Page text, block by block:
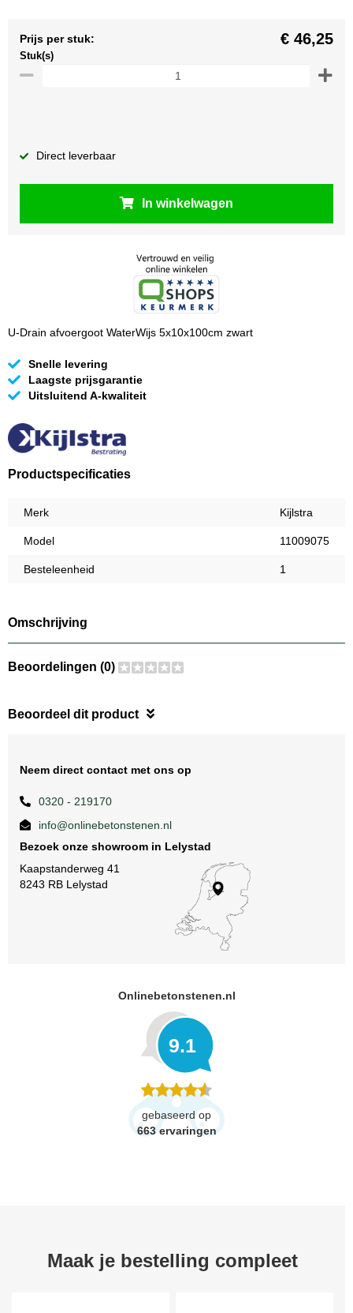
Prijs per stuk: € 46,25
Stuk(s)
Direct leverbaar
In winkelwagen
U-Drain afvoergoot WaterWijs 5x10x100cm zwart
Snelle levering
Laagste prijsgarantie
Uitsluitend A-kwaliteit
Productspecificaties
Merk Kijlstra
Model 11009075
Besteleenheid 1
Omschrijving
Beoordelingen (0)
Beoordeel dit product
Neem direct contact met ons op
0320 - 219170
info@onlinebetonstenen.nl
Bezoek onze showroom in Lelystad
Kaapstanderweg 41
8243 RB Lelystad
Onlinebetonstenen.nl
9.1
gebaseerd op
663 ervaringen
Maak je bestelling compleet